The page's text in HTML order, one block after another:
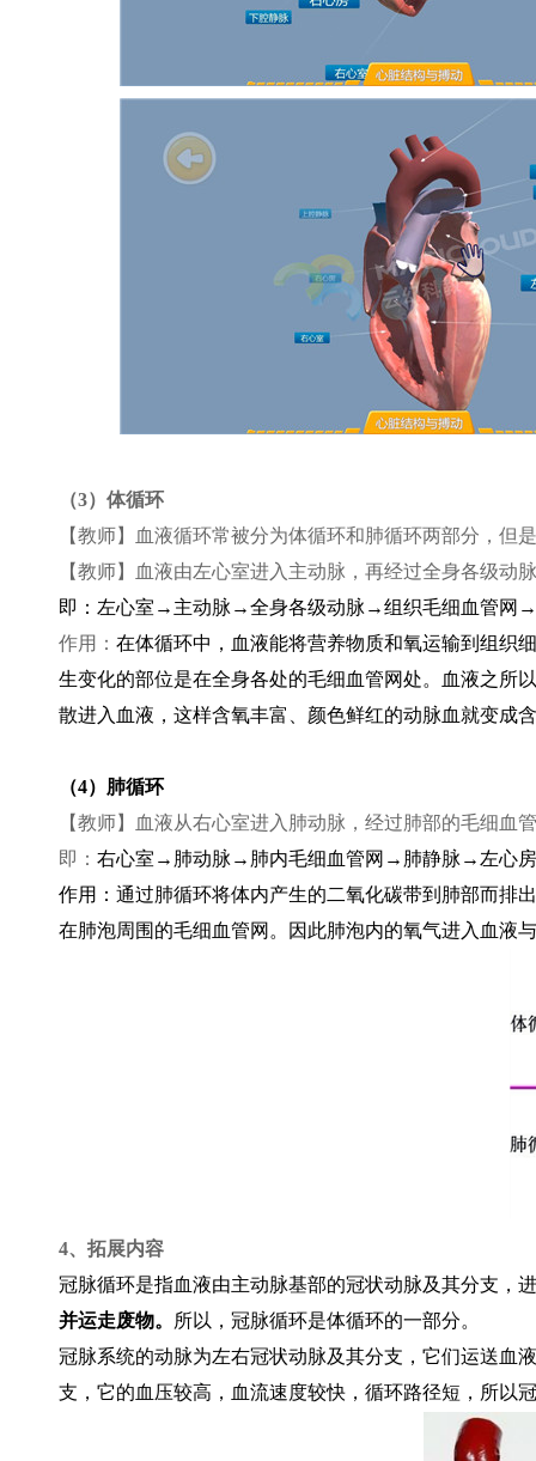
（3）体循环
【教师】血液循环常被分为体循环和肺循环两部分，
【教师】血液由左心室进入主动脉，再经过全身各级
即：左心室→主动脉→全身各级动脉→组织毛细血管网
作用： 在体循环中，血液能将营养物质和氧运输到组织
生变化的部位是在全身各处的毛细血管网处。血液之所
散进入血液，这样含氧丰富、颜色鲜红的动脉血就变成
（4）肺循环
【教师】血液从右心室进入肺动脉，经过肺部的毛细
即： 右心室→肺动脉→肺内毛细血管网→肺静脉→左心房
作用：通过肺循环将体内产生的二氧化碳带到肺部而排
在肺泡周围的毛细血管网。因此肺泡内的氧气进入血液
4、拓展内容
冠脉循环是指血液由主动脉基部的冠状动脉及其分支，
并运走废物。
所以，冠脉循环是体循环的一部分。
冠脉系统的动脉为左右冠状动脉及其分支，它们运送血
支，它的血压较高，血流速度较快，循环路径短，所以